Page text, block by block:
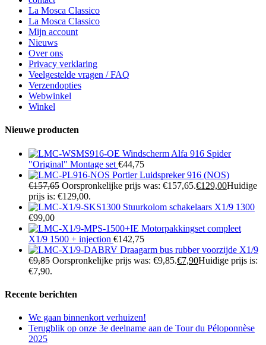
La Mosca Classico
La Mosca Classico
Mijn account
Nieuws
Over ons
Privacy verklaring
Veelgestelde vragen / FAQ
Verzendopties
Webwinkel
Winkel
Nieuwe producten
Windscherm Alfa 916 Spider
"Original" Montage set €44,75
Portier Luidspreker 916 (NOS)
€157,65 Oorspronkelijke prijs was: €157,65.€129,00Huidige
prijs is: €129,00.
Stuurkolom schakelaars X1/9 1300
€99,00
Motorpakkingset compleet
X1/9 1500 + injection €142,75
Draagarm bus rubber voorzijde X1/9
€9,85 Oorspronkelijke prijs was: €9,85.€7,90Huidige prijs is:
€7,90.
Recente berichten
We gaan binnenkort verhuizen!
Terugblik op onze 3e deelname aan de Tour du Péloponnèse
2025